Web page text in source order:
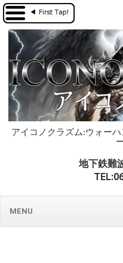
アイコノクラズム:ウォー
地下鉄難
MENU